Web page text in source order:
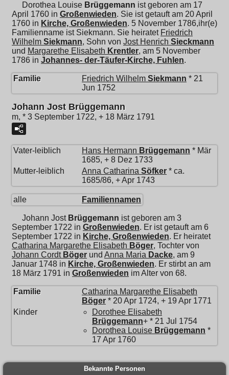
Dorothea Louise Brüggemann ist geboren am 17
April 1760 in Großenwieden. Sie ist getauft am 20 April
1760 in Kirche, Großenwieden. 5 November 1786,ihr(e)
Familienname ist Siekmann. Sie heiratet Friedrich
Wilhelm Siekmann, Sohn von Jost Henrich Sieckmann
und Margarethe Elisabeth Krentler, am 5 November
1786 in Johannes- der-Täufer-Kirche, Fuhlen.
Familie Friedrich Wilhelm Siekmann * 21
Jun 1752
Johann Jost Brüggemann
m, * 3 September 1722, + 18 März 1791
Vater-leiblich Hans Hermann Brüggemann * Mär
1685, + 8 Dez 1733
Mutter-leiblich
Anna Catharina Söfker * ca.
1685/86, + Apr 1743
alle Familiennamen
Johann Jost Brüggemann ist geboren am 3
September 1722 in Großenwieden. Er ist getauft am 6
September 1722 in Kirche, Großenwieden. Er heiratet
Catharina Margarethe Elisabeth Böger, Tochter von
Johann Cordt Böger und Anna Maria Dacke, am 9
Januar 1748 in Kirche, Großenwieden. Er stirbt an am
18 März 1791 in Großenwieden im Alter von 68.
Familie
Catharina Margarethe Elisabeth
Böger * 20 Apr 1724, + 19 Apr 1771
Kinder
Dorothee Elisabeth
Brüggemann+ * 21 Jul 1754
Dorothea Louise Brüggemann *
17 Apr 1760
Bekannte Personen